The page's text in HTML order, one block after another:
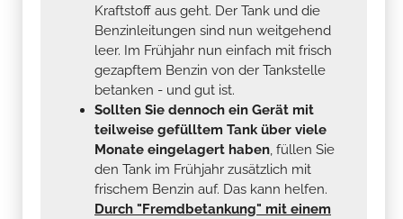
Kraftstoff aus geht. Der Tank und die
Benzinleitungen sind nun weitgehend
leer. Im Frühjahr nun einfach mit frisch
gezapftem Benzin von der Tankstelle
betanken - und gut ist.
Sollten Sie dennoch ein Gerät mit
teilweise gefülltem Tank über viele
Monate eingelagert haben, füllen Sie
den Tank im Frühjahr zusätzlich mit
frischem Benzin auf. Das kann helfen.
Durch "Fremdbetankung" mit einem